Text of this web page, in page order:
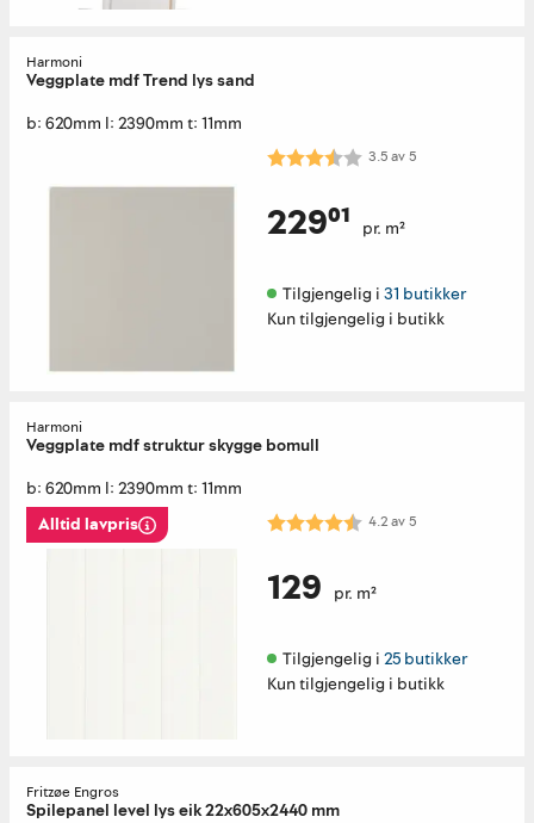
Harmoni
Veggplate mdf Trend lys sand
b: 620mm l: 2390mm t: 11mm
Karakter: 3.5 av 5 mulige
3.5av5
229⁰¹ pr. m²
Tilgjengelig i 31 butikker
Kun tilgjengelig i butikk
Harmoni
Veggplate mdf struktur skygge bomull
b: 620mm l: 2390mm t: 11mm
Alltid lavpris
Karakter: 4.2 av 5 mulige
4.2av5
129 pr. m²
Tilgjengelig i 25 butikker
Kun tilgjengelig i butikk
Fritzøe Engros
Spilepanel level lys eik 22x605x2440 mm